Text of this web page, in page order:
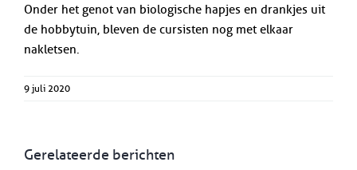
Onder het genot van biologische hapjes en drankjes uit
de hobbytuin, bleven de cursisten nog met elkaar
nakletsen.
9 juli 2020
Gerelateerde berichten